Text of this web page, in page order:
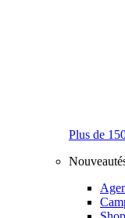
Plus de